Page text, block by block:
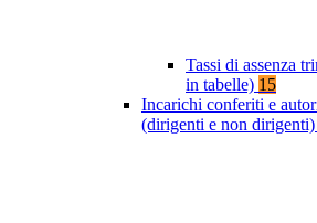
Tassi di assenza
in tabelle) 15
Incarichi conferiti e
(dirigenti e non dirigenti)